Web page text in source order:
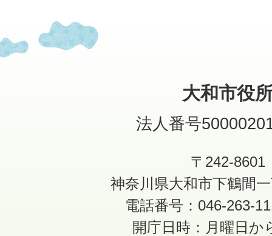
大和市役
法人番号
〒242-8601
神奈川県大和市下鶴間
電話番号：046-263-
開庁日時：月曜日か